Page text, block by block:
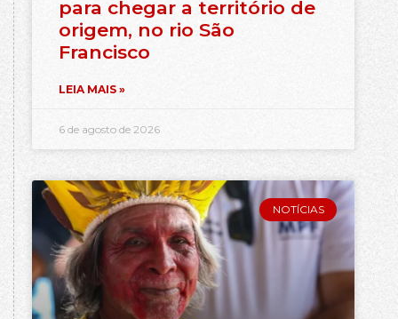
para chegar a território de
origem, no rio São
Francisco
LEIA MAIS »
6 de agosto de 2026
NOTÍCIAS